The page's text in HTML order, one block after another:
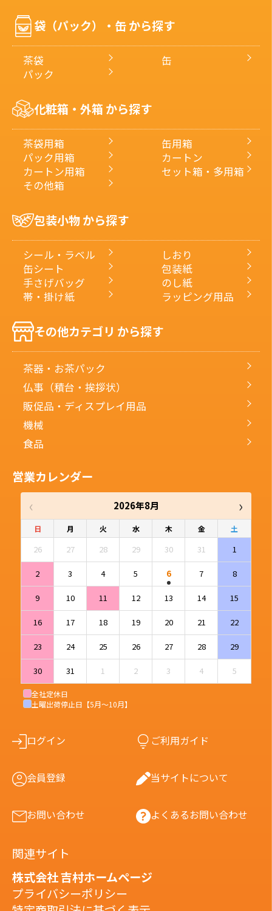
号・
キ
ー
探
す
袋（パック）・缶 から探す
茶袋
缶
パック
化粧箱・外箱 から探す
茶袋用箱
缶用箱
パック用箱
カートン
カートン用箱
セット箱・多用箱
その他箱
包装小物 から探す
シール・ラベル
しおり
缶シート
包装紙
手さげバッグ
のし紙
帯・掛け紙
ラッピング用品
その他カテゴリ から探す
茶器・お茶パック
仏事（積台・挨拶状）
販促品・ディスプレイ用品
機械
食品
営業カレンダー
‹ 2026年8月 ›
日 月 火 水 木 金 土
26 27 28 29 30 31 1
2 3 4 5 6 7 8
9 10 11 12 13 14 15
16 17 18 19 20 21 22
23 24 25 26 27 28 29
30 31 1 2 3 4 5
全社定休日
土曜出荷停止日【5月〜10月】
関連サイト
株式会社 吉村ホームページ
プライバシーポリシー
ログイン ご利用ガイド
会員登録 当サイトについて
お問い合わせ よくあるお問い合わせ